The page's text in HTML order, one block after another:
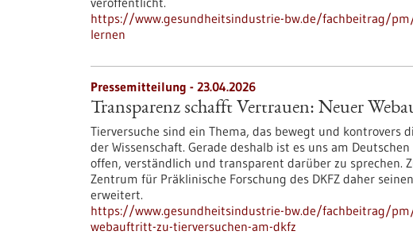
https://www.gesundheitsindustrie-bw.de/fachbeitrag/
lernen
Pressemitteilung - 23.04.2026
Transparenz schafft Vertrauen: Neuer
Tierversuche sind ein Thema, das bewegt und kontrovers
der Wissenschaft. Gerade deshalb ist es uns am
offen, verständlich und transparent darüber zu sprechen.
Zentrum für Präklinische Forschung des DKFZ daher
erweitert.
https://www.gesundheitsindustrie-bw.de/fachbeitrag/
webauftritt-zu-tierversuchen-am-dkfz